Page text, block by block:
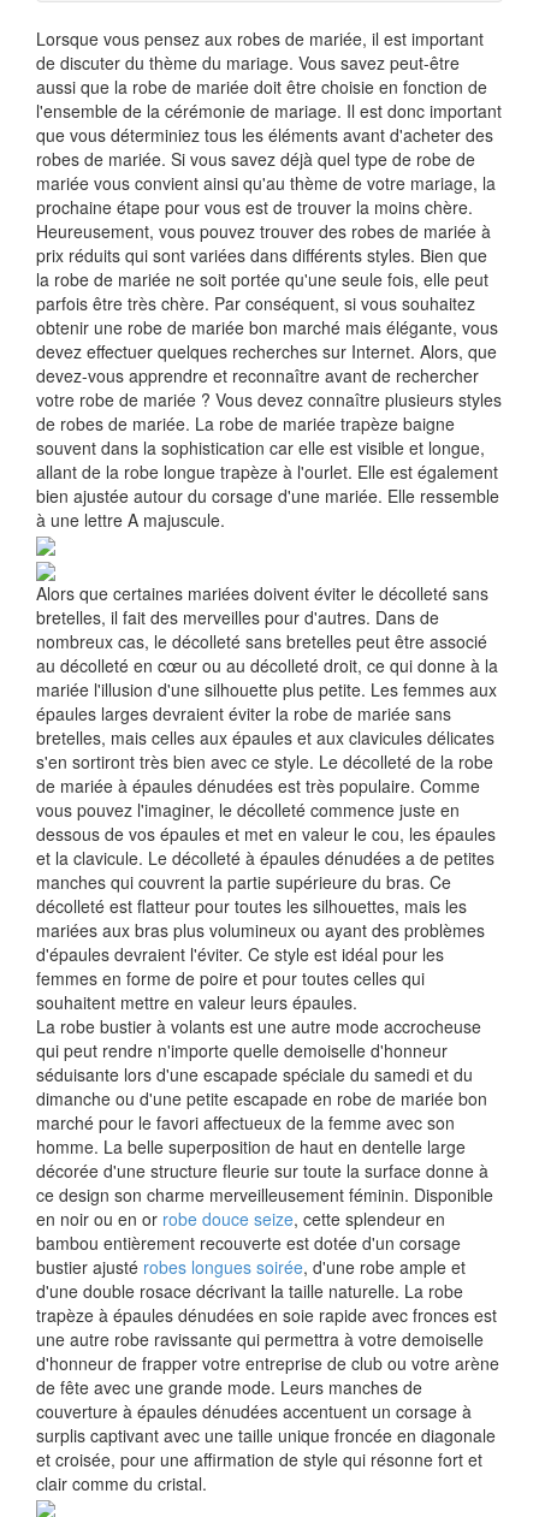
Lorsque vous pensez aux robes de mariée, il est important
de discuter du thème du mariage. Vous savez peut-être
aussi que la robe de mariée doit être choisie en fonction de
l'ensemble de la cérémonie de mariage. Il est donc important
que vous déterminiez tous les éléments avant d'acheter des
robes de mariée. Si vous savez déjà quel type de robe de
mariée vous convient ainsi qu'au thème de votre mariage, la
prochaine étape pour vous est de trouver la moins chère.
Heureusement, vous pouvez trouver des robes de mariée à
prix réduits qui sont variées dans différents styles. Bien que
la robe de mariée ne soit portée qu'une seule fois, elle peut
parfois être très chère. Par conséquent, si vous souhaitez
obtenir une robe de mariée bon marché mais élégante, vous
devez effectuer quelques recherches sur Internet. Alors, que
devez-vous apprendre et reconnaître avant de rechercher
votre robe de mariée ? Vous devez connaître plusieurs styles
de robes de mariée. La robe de mariée trapèze baigne
souvent dans la sophistication car elle est visible et longue,
allant de la robe longue trapèze à l'ourlet. Elle est également
bien ajustée autour du corsage d'une mariée. Elle ressemble
à une lettre A majuscule.
Alors que certaines mariées doivent éviter le décolleté sans
bretelles, il fait des merveilles pour d'autres. Dans de
nombreux cas, le décolleté sans bretelles peut être associé
au décolleté en cœur ou au décolleté droit, ce qui donne à la
mariée l'illusion d'une silhouette plus petite. Les femmes aux
épaules larges devraient éviter la robe de mariée sans
bretelles, mais celles aux épaules et aux clavicules délicates
s'en sortiront très bien avec ce style. Le décolleté de la robe
de mariée à épaules dénudées est très populaire. Comme
vous pouvez l'imaginer, le décolleté commence juste en
dessous de vos épaules et met en valeur le cou, les épaules
et la clavicule. Le décolleté à épaules dénudées a de petites
manches qui couvrent la partie supérieure du bras. Ce
décolleté est flatteur pour toutes les silhouettes, mais les
mariées aux bras plus volumineux ou ayant des problèmes
d'épaules devraient l'éviter. Ce style est idéal pour les
femmes en forme de poire et pour toutes celles qui
souhaitent mettre en valeur leurs épaules.
La robe bustier à volants est une autre mode accrocheuse
qui peut rendre n'importe quelle demoiselle d'honneur
séduisante lors d'une escapade spéciale du samedi et du
dimanche ou d'une petite escapade en robe de mariée bon
marché pour le favori affectueux de la femme avec son
homme. La belle superposition de haut en dentelle large
décorée d'une structure fleurie sur toute la surface donne à
ce design son charme merveilleusement féminin. Disponible
en noir ou en or robe douce seize, cette splendeur en
bambou entièrement recouverte est dotée d'un corsage
bustier ajusté robes longues soirée, d'une robe ample et
d'une double rosace décrivant la taille naturelle. La robe
trapèze à épaules dénudées en soie rapide avec fronces est
une autre robe ravissante qui permettra à votre demoiselle
d'honneur de frapper votre entreprise de club ou votre arène
de fête avec une grande mode. Leurs manches de
couverture à épaules dénudées accentuent un corsage à
surplis captivant avec une taille unique froncée en diagonale
et croisée, pour une affirmation de style qui résonne fort et
clair comme du cristal.